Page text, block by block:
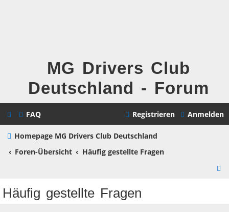
MG Drivers Club
Deutschland - Forum
FAQ Anmelden
Registrieren
Homepage MG Drivers Club Deutschland
Foren-Übersicht
Häufig gestellte Fragen
Häufig gestellte Fragen